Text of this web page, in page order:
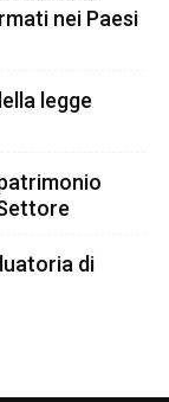
nei Paesi
legge
di